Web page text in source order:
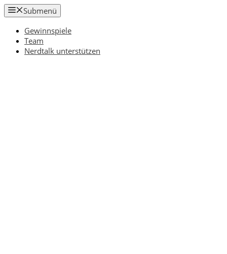
Zum
Inhalt
springen
Submenü
Gewinnspiele
Team
Nerdtalk unterstützen